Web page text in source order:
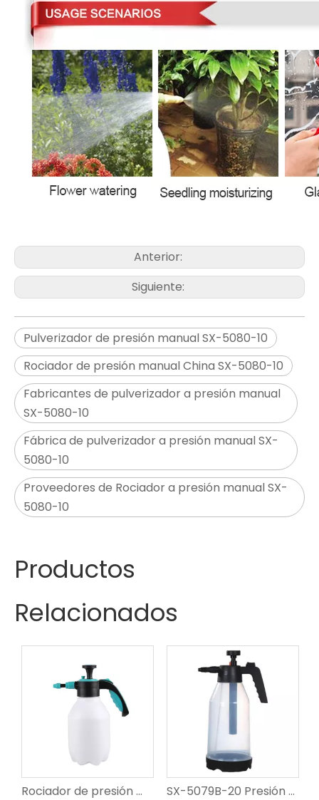
Anterior:
Siguiente:
Pulverizador de presión manual SX-5080-10
Rociador de presión manual China SX-5080-10
Fabricantes de pulverizador a presión manual
SX-5080-10
Fábrica de pulverizador a presión manual SX-
5080-10
Proveedores de Rociador a presión manual SX-
5080-10
Productos
Relacionados
Rociador de presión manual SX-5082A SX-5079B-20 Presión de presión manual